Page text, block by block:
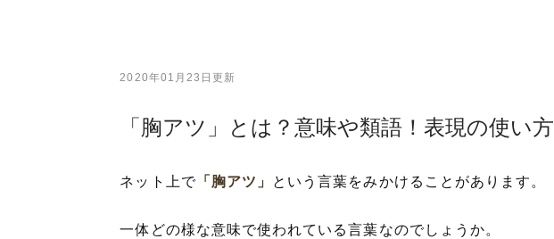
2020年01月23日更新
「胸アツ」とは？意味や類語！表現の使い方
ネット上で「胸アツ」 という言葉をみかけることがあります。
一体どの様な意味で使われている言葉なのでしょうか。